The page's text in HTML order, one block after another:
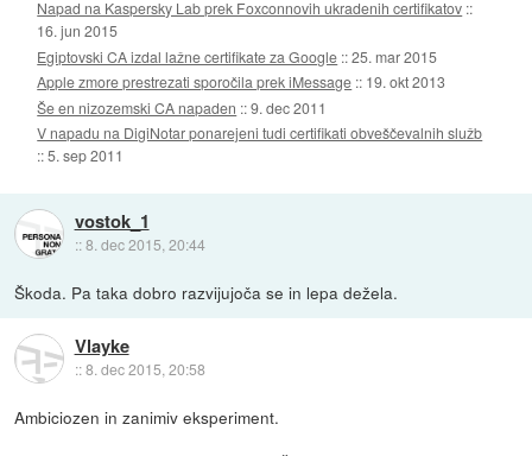
Napad na Kaspersky Lab prek Foxconnovih ukradenih certifikatov ::
16. jun 2015
Egiptovski CA izdal lažne certifikate za Google ::25. mar 2015
Apple zmore prestrezati sporočila prek iMessage :: 19. okt 2013
Še en nizozemski CA napaden ::9. dec 2011
V napadu na DigiNotar ponarejeni tudi certifikati obveščevalnih služb
::5. sep 2011
vostok_1
::8. dec 2015, 20:44
Škoda. Pa taka dobro razvijujoča se in lepa dežela.
Vlayke
::8. dec 2015, 20:58
Ambiciozen in zanimiv eksperiment.